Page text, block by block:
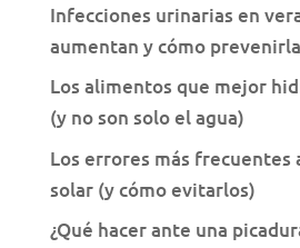
Infecciones urinarias en
aumentan y cómo
Los alimentos que mejor
(y no son solo el agua)
Los errores más
solar (y cómo evitarlos)
¿Qué hacer ante una